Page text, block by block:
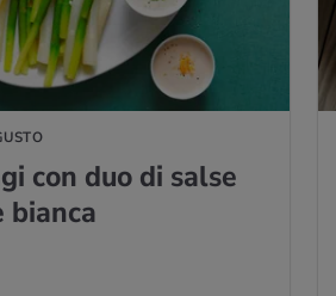
con duo di salse
bian­ca